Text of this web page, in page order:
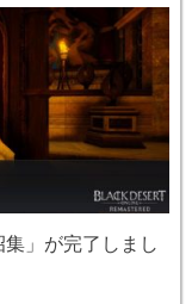
」が完了しまし